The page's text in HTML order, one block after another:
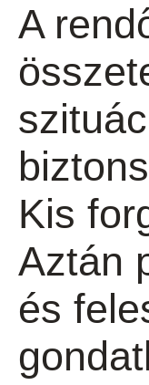
A
Kis
Aztán
és